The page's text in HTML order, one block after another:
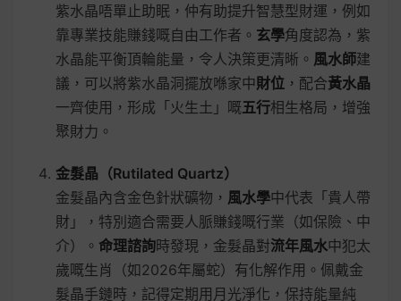
紫水晶唔單止助眠，仲有助提升智慧型財運，例如
靠專業技能賺錢嘅自由工作者。 玄學角度認為，紫
水晶能平衡頂輪能量，令人決策更清晰。 風水師建
議，可以將紫水晶洞擺放喺家中財位 ，配合黃水晶
一齊使用，形成「火生土」嘅五行相生格局，增強
聚財力。
金髮晶（Rutilated Quartz）
金髮晶內含金色針狀礦物， 風水學中代表「貴人帶
財」，特別適合需要人脈賺錢嘅行業（如保險、中
介）。 命理諮詢時發現，金髮晶對流年風水中犯太
歲嘅生肖（如2026年屬蛇）有化解作用。佩戴金
髮晶手鏈時，記得定期用月光淨化，保持能量純